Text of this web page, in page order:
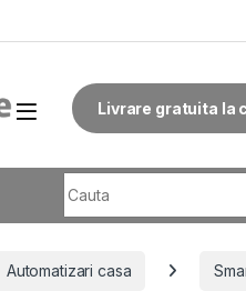
Livrare gratuita la
Automatizari casa